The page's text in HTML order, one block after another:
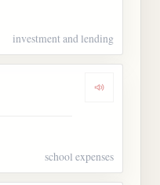
investment and lending
Dengarkan
school expenses